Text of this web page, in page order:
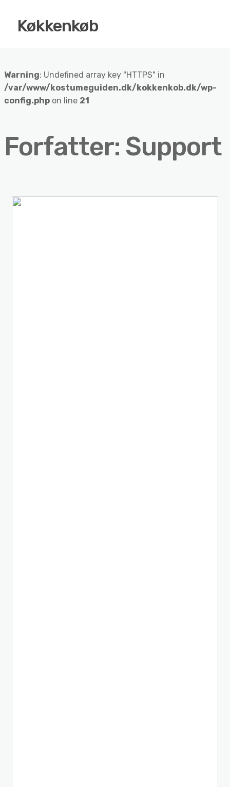
Warning: Undefined array key "HTTPS" in
/var/www/kostumeguiden.dk/kokkenkob.dk/wp-
config.php on line 21
Køkkenkøb
Forfatter: Support